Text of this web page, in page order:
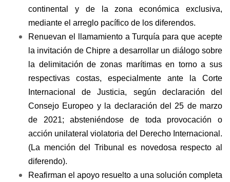
continental y de la zona económica exclusiva,
mediante el arreglo pacífico de los diferendos.
Renuevan el llamamiento a Turquía para que acepte
la invitación de Chipre a desarrollar un diálogo sobre
la delimitación de zonas marítimas en torno a sus
respectivas costas, especialmente ante la Corte
Internacional de Justicia, según declaración del
Consejo Europeo y la declaración del 25 de marzo
de 2021; absteniéndose de toda provocación o
acción unilateral violatoria del Derecho Internacional.
(La mención del Tribunal es novedosa respecto al
diferendo).
Reafirman el apoyo resuelto a una solución completa